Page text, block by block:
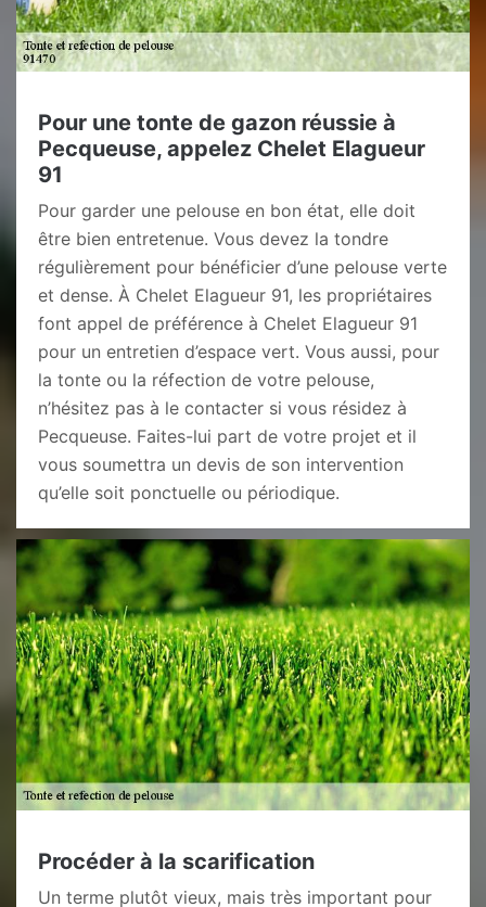
Pour une tonte de gazon réussie à
Pecqueuse, appelez Chelet Elagueur
91
Pour garder une pelouse en bon état, elle doit
être bien entretenue. Vous devez la tondre
régulièrement pour bénéficier d’une pelouse verte
et dense. À Chelet Elagueur 91, les propriétaires
font appel de préférence à Chelet Elagueur 91
pour un entretien d’espace vert. Vous aussi, pour
la tonte ou la réfection de votre pelouse,
n’hésitez pas à le contacter si vous résidez à
Pecqueuse. Faites-lui part de votre projet et il
vous soumettra un devis de son intervention
qu’elle soit ponctuelle ou périodique.
Procéder à la scarification
Un terme plutôt vieux, mais très important pour